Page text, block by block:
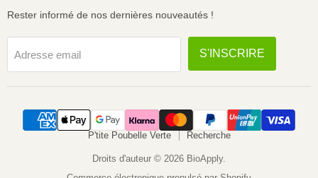
Rester informé de nos dernières nouveautés !
Adresse email S'INSCRIRE
P'tite Poubelle Verte Recherche
Droits d'auteur © 2026 BioApply.